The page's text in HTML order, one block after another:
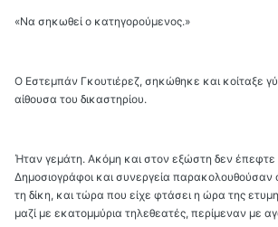
«Να σηκωθεί ο κατηγορούμενος.»
Ο Εστεμπάν Γκουτιέρεζ, σηκώθηκε και κοίταξε
αίθουσα του δικαστηρίου.
Ήταν γεμάτη. Ακόμη και στον εξώστη δεν έπεφτε
Δημοσιογράφοι και συνεργεία παρακολουθούσαν
τη δίκη, και τώρα που είχε φτάσει η ώρα της
μαζί με εκατομμύρια τηλεθεατές, περίμεναν με